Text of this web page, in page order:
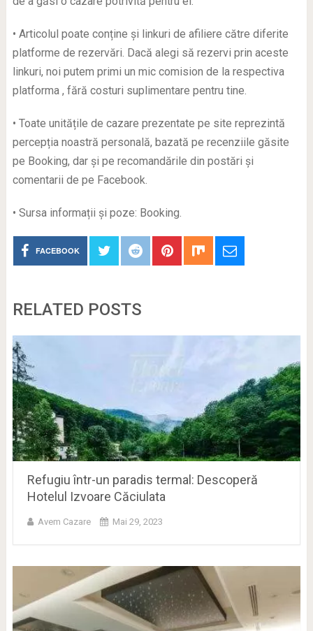
• Articolul poate conține și linkuri de afiliere către diferite
platforme de rezervări. Dacă alegi să rezervi prin aceste
linkuri, noi putem primi un mic comision de la respectiva
platforma , fără costuri suplimentare pentru tine.
• Toate unitățile de cazare prezentate pe site reprezintă
percepția noastră personală, bazată pe recenziile găsite
pe Booking, dar și pe recomandările din postări și
comentarii de pe Facebook.
• Sursa informații și poze: Booking.
FACEBOOK
RELATED POSTS
Refugiu într-un paradis termal: Descoperă
Hotelul Izvoare Căciulata
Avem Cazare Mai 29, 2023